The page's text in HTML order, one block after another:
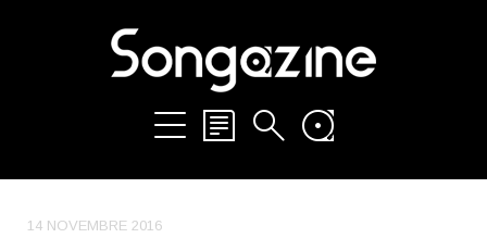
14 NOVEMBRE 2016